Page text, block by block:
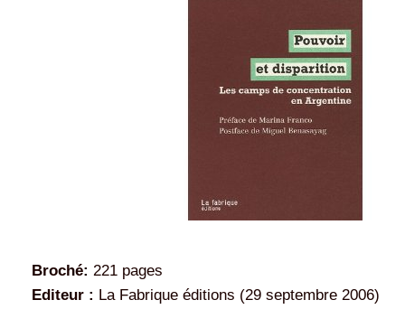
Broché: 221 pages
Editeur : La Fabrique éditions (29 septembre 2006)